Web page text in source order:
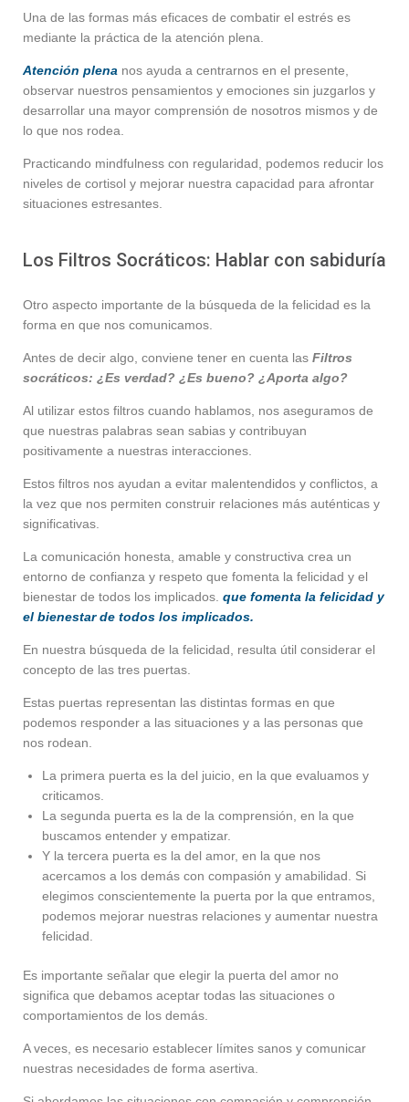
Una de las formas más eficaces de combatir el estrés es
mediante la práctica de la atención plena.
Atención plena nos ayuda a centrarnos en el presente,
observar nuestros pensamientos y emociones sin juzgarlos y
desarrollar una mayor comprensión de nosotros mismos y de
lo que nos rodea.
Practicando mindfulness con regularidad, podemos reducir los
niveles de cortisol y mejorar nuestra capacidad para afrontar
situaciones estresantes.
Los Filtros Socráticos: Hablar con sabiduría
Otro aspecto importante de la búsqueda de la felicidad es la
forma en que nos comunicamos.
Antes de decir algo, conviene tener en cuenta las Filtros
socráticos: ¿Es verdad? ¿Es bueno? ¿Aporta algo?
Al utilizar estos filtros cuando hablamos, nos aseguramos de
que nuestras palabras sean sabias y contribuyan
positivamente a nuestras interacciones.
Estos filtros nos ayudan a evitar malentendidos y conflictos, a
la vez que nos permiten construir relaciones más auténticas y
significativas.
La comunicación honesta, amable y constructiva crea un
entorno de confianza y respeto que fomenta la felicidad y el
bienestar de todos los implicados. que fomenta la felicidad y
el bienestar de todos los implicados.
En nuestra búsqueda de la felicidad, resulta útil considerar el
concepto de las tres puertas.
Estas puertas representan las distintas formas en que
podemos responder a las situaciones y a las personas que
nos rodean.
La primera puerta es la del juicio, en la que evaluamos y
criticamos.
La segunda puerta es la de la comprensión, en la que
buscamos entender y empatizar.
Y la tercera puerta es la del amor, en la que nos
acercamos a los demás con compasión y amabilidad. Si
elegimos conscientemente la puerta por la que entramos,
podemos mejorar nuestras relaciones y aumentar nuestra
felicidad.
Es importante señalar que elegir la puerta del amor no
significa que debamos aceptar todas las situaciones o
comportamientos de los demás.
A veces, es necesario establecer límites sanos y comunicar
nuestras necesidades de forma asertiva.